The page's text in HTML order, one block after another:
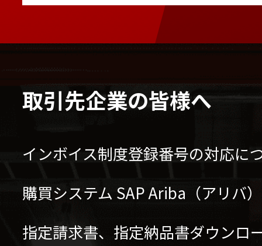
取引先企業の皆様へ
インボイス制度登録番号の対応に
購買システム SAP Ariba（アリバ
指定請求書、指定納品書ダウンロ